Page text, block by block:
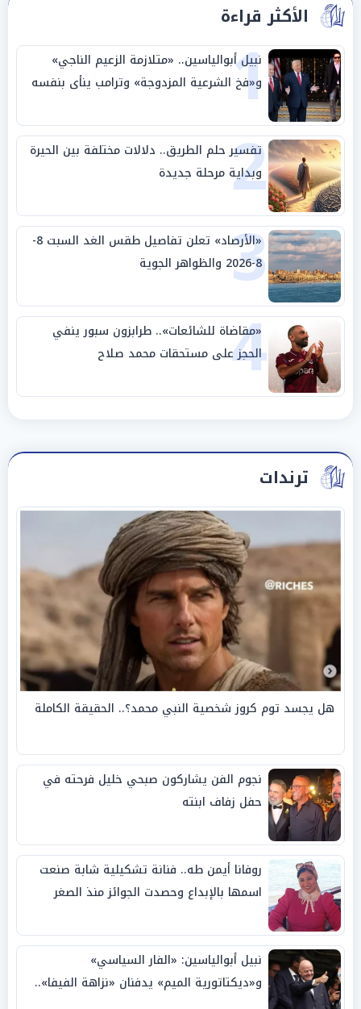
الأكثر قراءة
1
نبيل أبوالياسين.. «متلازمة الزعيم الناجي»
و«فخ الشرعية المزدوجة» وترامب ينأى بنفسه
وحليفه في «ميتم استراتيجي»
2
تفسير حلم الطريق.. دلالات مختلفة بين الحيرة
وبداية مرحلة جديدة
3
«الأرصاد» تعلن تفاصيل طقس الغد السبت 8-
8-2026 والظواهر الجوية
4
«مقاضاة للشائعات».. طرابزون سبور ينفي
الحجز على مستحقات محمد صلاح
ترندات
هل يجسد توم كروز شخصية النبي محمد؟.. الحقيقة الكاملة
نجوم الفن يشاركون صبحي خليل فرحته في
حفل زفاف ابنته
روفانا أيمن طه.. فنانة تشكيلية شابة صنعت
اسمها بالإبداع وحصدت الجوائز منذ الصغر
نبيل أبوالياسين: «الفار السياسي»
و«ديكتاتورية الميم» يدفنان «نزاهة الفيفا»..